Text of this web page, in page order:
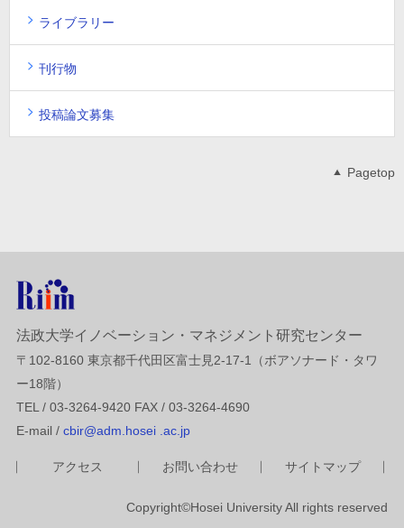
ライブラリー
刊行物
投稿論文募集
Pagetop
法政大学イノベーション・マネジメント研究センター
〒102-8160 東京都千代田区富士見2-17-1（ボアソナード・タワ
ー18階）
TEL / 03-3264-9420 FAX / 03-3264-4690
E-mail / cbir@adm.hosei .ac.jp
アクセス お問い合わせ サイトマップ
Copyright©Hosei University All rights reserved